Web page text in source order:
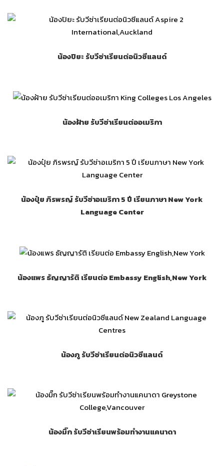
น้องปิยะ รับวีซ่าเรียนต่อนิวซีแลนด์
น้องฝ้าย รับวีซ่าเรียนต่ออเมริกา
น้องปุ๋ย ภิรพรญ์ รับวีซ่าอเมริกา 5 ปี เรียนภาษา New York
Language Center
น้องแพร ธัญญารัติ เรียนต่อ Embassy English,New York
น้องภู รับวีซ่าเรียนต่อนิวซีแลนด์
น้องมิ๊ก รับวีซ่าเรียนพร้อมทำงานแคนาดา